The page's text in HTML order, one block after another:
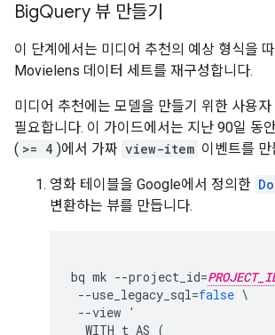
BigQuery 뷰 만들기
이 단계에서는 미디어 추천의 예상 형식을
Movielens 데이터 세트를 재구성합니다.
미디어 추천에는 모델을 만들기 위한 사용
필요합니다. 이 가이드에서는 지난 90일 동
( >= 4 )에서 가짜 view-item 이벤트를 만
영화 테이블을 Google에서 정의한
변환하는 뷰를 만듭니다.
bq mk --project_id=
--use_legacy_sql=false
--view '
WITH t AS (